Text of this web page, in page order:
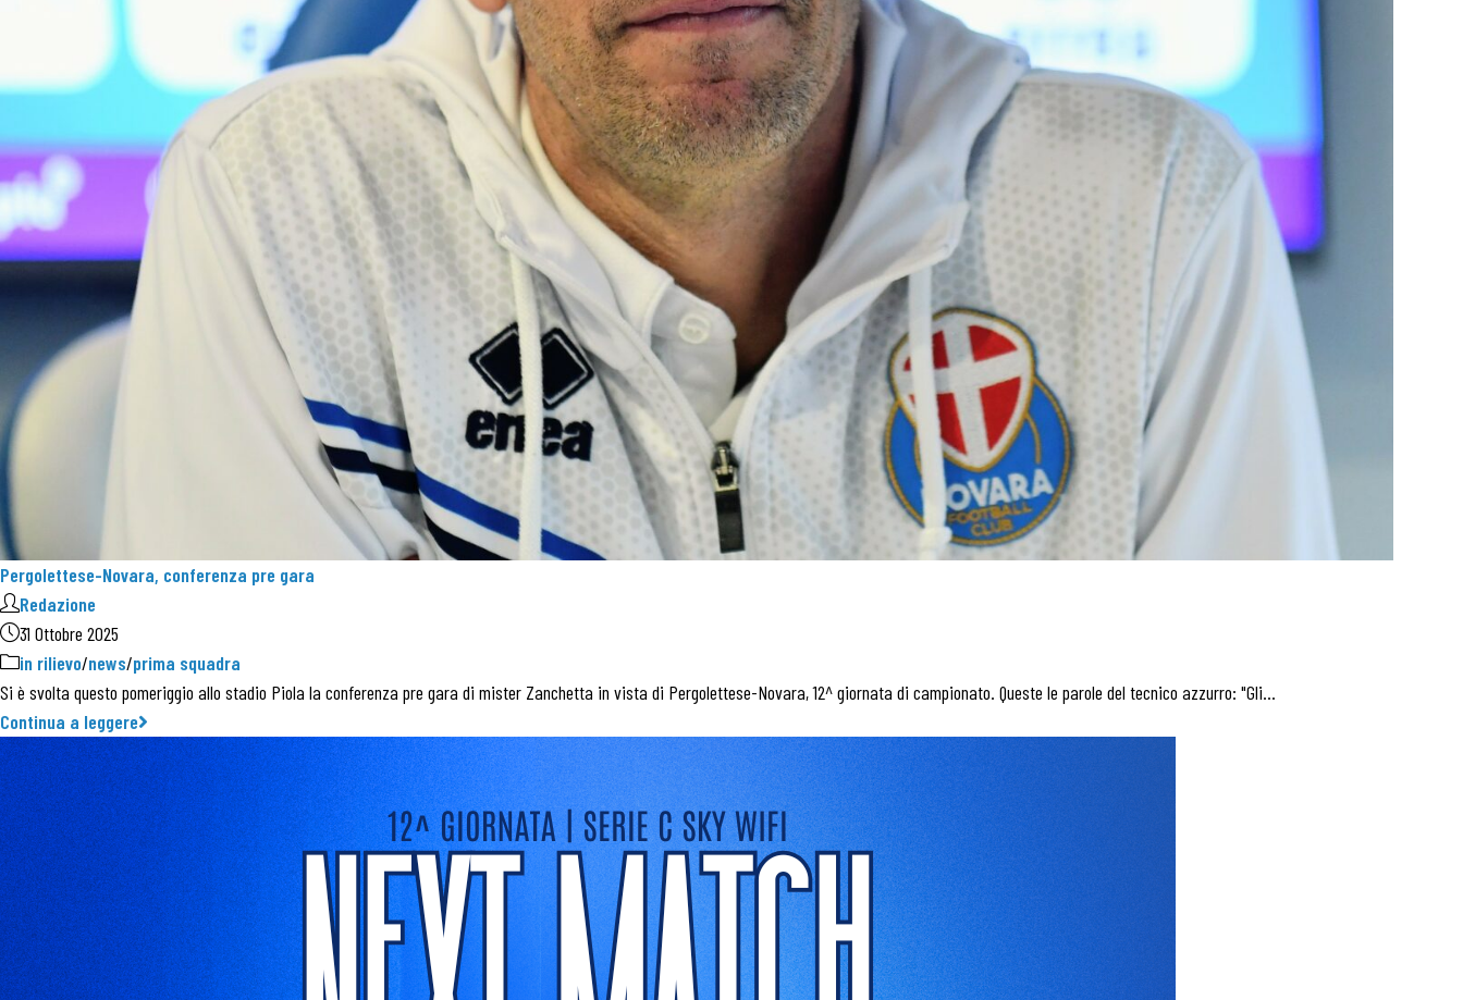
Pergolettese-Novara, conferenza pre gara
Redazione
31 Ottobre 2025
in rilievo/news/prima squadra
Si è svolta questo pomeriggio allo stadio Piola la conferenza pre gara di mister Zanchetta in vista di Pergolettese-Novara, 12^ giornata di campionato. Queste le parole del tecnico azzurro: "Gli…
Continua a leggere